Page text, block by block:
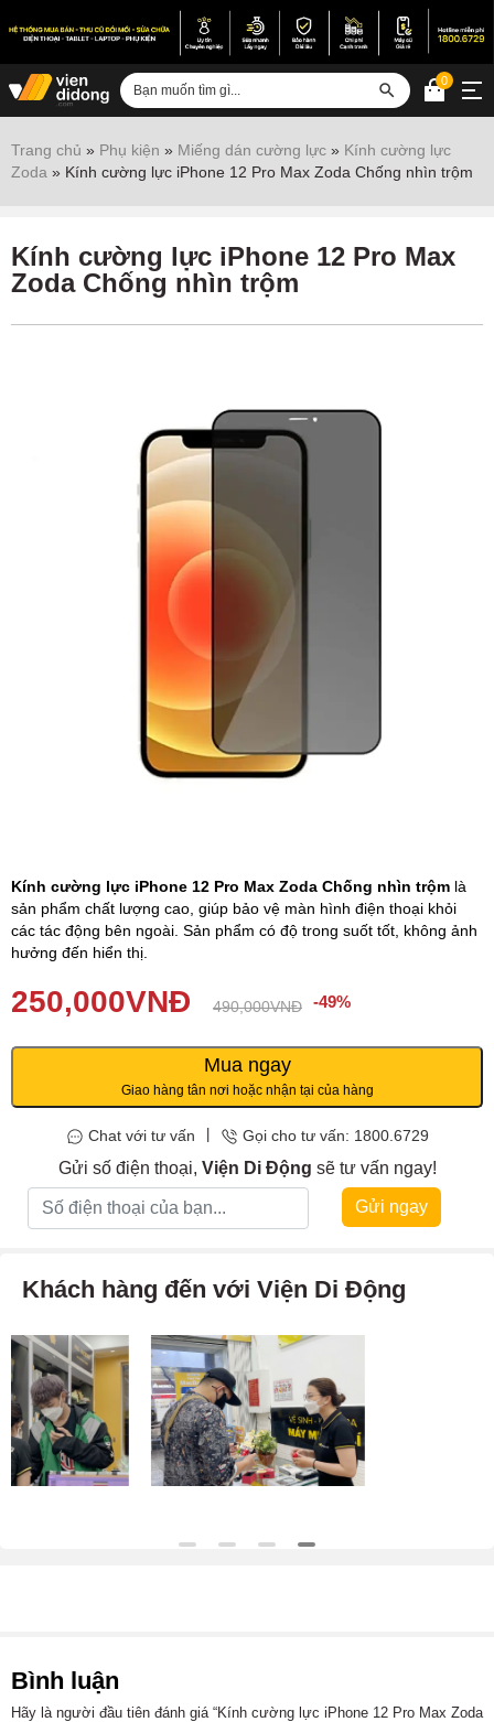
Sửa iPhone
Sửa Vertu
Sửa chữa thiết bị khác
(miễn phí)
0
Trang chủ » Phụ kiện » Miếng dán cường lực » Kính cường lực
Zoda » Kính cường lực iPhone 12 Pro Max Zoda Chống nhìn trộm
Kính cường lực iPhone 12 Pro Max
Zoda Chống nhìn trộm
Kính cường lực iPhone 12 Pro Max Zoda Chống nhìn trộm là
sản phẩm chất lượng cao, giúp bảo vệ màn hình điện thoại khỏi
các tác động bên ngoài. Sản phẩm có độ trong suốt tốt, không ảnh
hưởng đến hiển thị.
Điểm nổi bật của miếng dán là tính năng chống nhìn trộm, chỉ cho
phép người dùng nhìn thấy nội dung trên màn hình ở góc nhất
250,000VNĐ 490,000VNĐ -49%
Mua ngay
Giao hàng tân nơi hoặc nhận tại của hàng
Chat với tư vấn Gọi cho tư vấn: 1800.6729
Gửi số điện thoại, Viện Di Động sẽ tư vấn ngay!
Gửi ngay
Khách hàng đến với Viện Di Động
Bình luận
Hãy là người đầu tiên đánh giá “Kính cường lực iPhone 12 Pro Max Zoda